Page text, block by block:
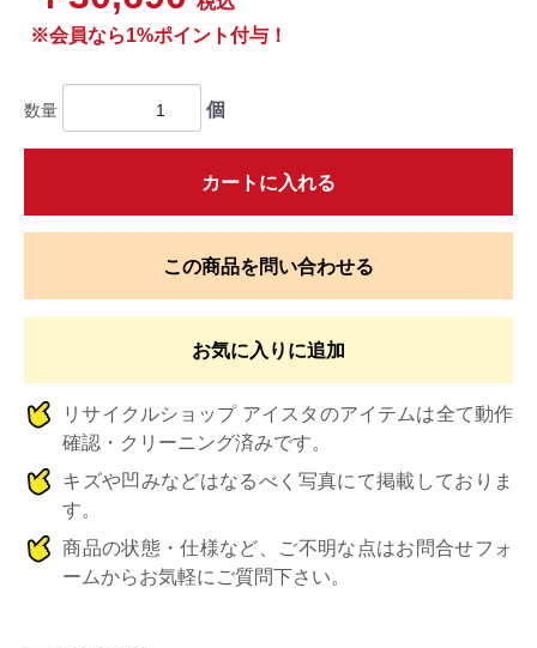
※会員なら1%ポイント付与！
数量 個
カートに入れる
この商品を問い合わせる
お気に入りに追加
リサイクルショップ アイスタのアイテムは全て動作
確認・クリーニング済みです。
キズや凹みなどはなるべく写真にて掲載しておりま
す。
商品の状態・仕様など、ご不明な点はお問合せフォ
ームからお気軽にご質問下さい。